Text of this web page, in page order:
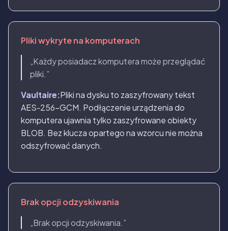
Pliki wykryte na komputerach
„Każdy posiadacz komputera może przeglądać
pliki.”
Vaultaire:Pliki na dysku to zaszyfrowany tekst
AES-256-GCM. Podłączenie urządzenia do
komputera ujawnia tylko zaszyfrowane obiekty
BLOB. Bez klucza opartego na wzorcu nie można
odszyfrować danych.
Brak opcji odzyskiwania
„Brak opcji odzyskiwania.”